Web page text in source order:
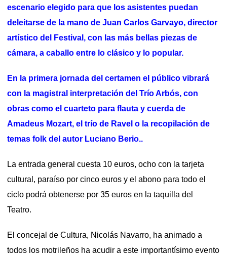
escenario elegido para que los asistentes puedan
deleitarse de la mano de Juan Carlos Garvayo, director
artístico del Festival, con las más bellas piezas de
cámara, a caballo entre lo clásico y lo popular.
En la primera jornada del certamen el público vibrará
con la magistral interpretación del Trío Arbós, con
obras como el cuarteto para flauta y cuerda de
Amadeus Mozart, el trío de Ravel o la recopilación de
temas folk del autor Luciano Berio..
La entrada general cuesta 10 euros, ocho con la tarjeta
cultural, paraíso por cinco euros y el abono para todo el
ciclo podrá obtenerse por 35 euros en la taquilla del
Teatro.
El concejal de Cultura, Nicolás Navarro, ha animado a
todos los motrileños ha acudir a este importantísimo evento